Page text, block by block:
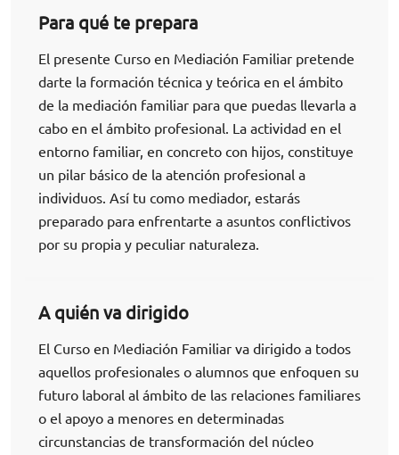
Para qué te prepara
El presente Curso en Mediación Familiar pretende
darte la formación técnica y teórica en el ámbito
de la mediación familiar para que puedas llevarla a
cabo en el ámbito profesional. La actividad en el
entorno familiar, en concreto con hijos, constituye
un pilar básico de la atención profesional a
individuos. Así tu como mediador, estarás
preparado para enfrentarte a asuntos conflictivos
por su propia y peculiar naturaleza.
A quién va dirigido
El Curso en Mediación Familiar va dirigido a todos
aquellos profesionales o alumnos que enfoquen su
futuro laboral al ámbito de las relaciones familiares
o el apoyo a menores en determinadas
circunstancias de transformación del núcleo